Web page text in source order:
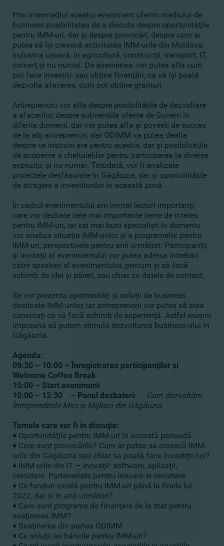
Prin intermediul acestui eveniment oferim mediului de
business posibilitatea de a discuta despre oportunităţile
pentru IMM-uri, dar şi despre provocări, despre cum ar
putea să îşi crească activitatea IMM-urile din Moldova:
industria uşoară, în agricultură, construcţii, transport, IT,
comerţ şi nu numai. De asemenea, vor putea afla cum
pot face investiţii sau obţine finanţări, ca să îşi poată
dezvolta afacerea, cum pot obţine granturi.
Antreprenorii vor afla despre posibilităţile de dezvoltare
a afacerilor, despre subvenţiile oferite de Guvern în
diferite domenii, dar vor putea alfa şi povesti de succes
de la alţi antreprenori, dar ODIMM va putea dealia
despre ce instruiri are pentru acestia, dar şi posibilităţile
de acoperire a cheltuielilor pentru participarea la diverse
expoziţii, şi nu numai. Totodată, vor fi analizate
proiectele desfăşurate în Găgăuzia, dar şi oportunităţile
de atragere a investitorilor în această zonă.
În cadrul evenimentului am invitat lectori importanţi,
care vor dezbate cele mai importante teme de interes
pentru IMM-uri, iar cei mai buni specialişti în domeniu
vor analiza situaţia IMM-urilor şi a programelor pentru
IMM-uri, perspectivele pentru anii următori. Participanţii
şi invitaţii al evenimentului vor putea adresa întrebări
către speakeri al evenimentului, precum şi să facă
schimb de idei şi păreri, sau chiar cu datele de contact.
Se vor prezenta oportunităţi şi soluţii de business
destinate IMM-urilor, iar antreprenorii vor putea să stea
conectaţi ca să facă schimb de experienţă. Astfel reuşim
împreună să putem stimula dezvoltarea business-ului în
Găgăuzia.
Agenda:
09:30 – 10:00 – Înregistrarea participanţilor şi
Welcome Coffee Break
10:00 – Start eveniment
10:00 – 12:30 – Panel dezbateri: Cum dezvoltăm
Întreprinderile Mici şi Mijlocii din Găgăuzia
Temele care vor fi în discuţie:
♦ Oportunităţile pentru IMM-uri în această perioadă
♦ Care sunt provocările? Cum ar putea sa crească IMM-
urile din Găgăuzia sau chiar sa poată face investiţii noi?
♦ IMM-urile din IT – inovaţii: software, aplicaţii,
cercetare. Parteneriate pentru inovare si cercetare
♦ Ce fonduri există pentru IMM-uri până la finele lui
2022, dar şi în anii următori?
♦ Care sunt programe de finanţare de la stat pentru
susţinerea IMM?
♦ Susţinerea din partea ODIMM
♦ Ce soluţii au băncile pentru IMM-uri?